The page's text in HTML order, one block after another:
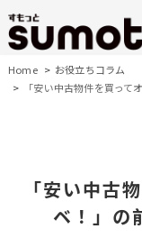
Home
お役立ちコラム
「安い中古物件を買っ
「安い中古
ベ！」の